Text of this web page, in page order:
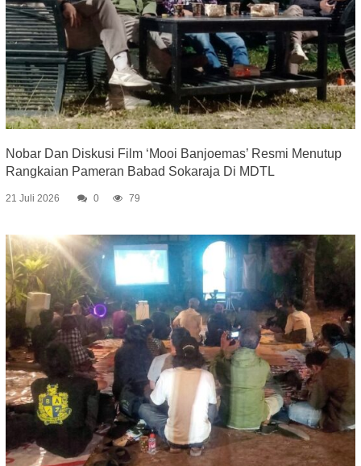
Nobar Dan Diskusi Film ‘Mooi Banjoemas’ Resmi Menutup
Rangkaian Pameran Babad Sokaraja Di MDTL
21 Juli 2026 0 79